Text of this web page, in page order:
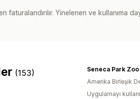
faturalandırılır. Yinelenen ve kullanıma
(153)
Seneca Park Zoo
Amerika Birleşik
Uygulamayı